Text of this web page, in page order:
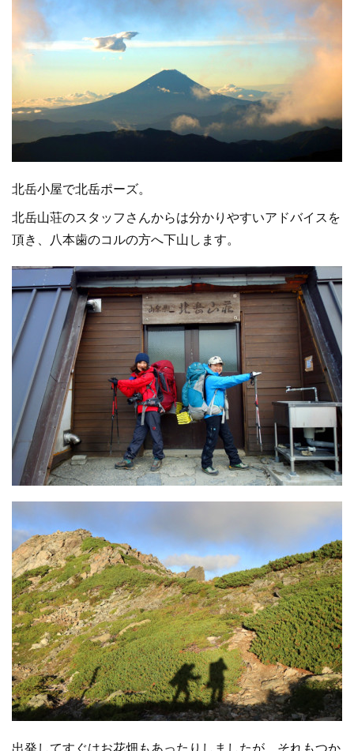
北岳小屋で北岳ポーズ。
北岳山荘のスタッフさんからは分かりやすいアドバイスを
頂き、八本歯のコルの方へ下山します。